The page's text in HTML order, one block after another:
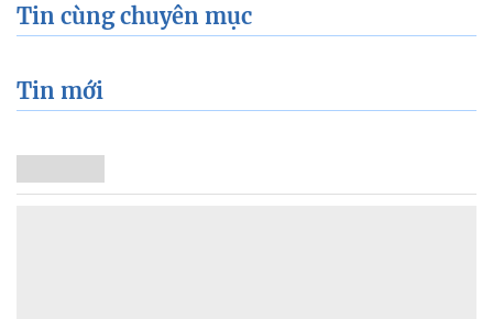
Tin cùng chuyên mục
Tin mới